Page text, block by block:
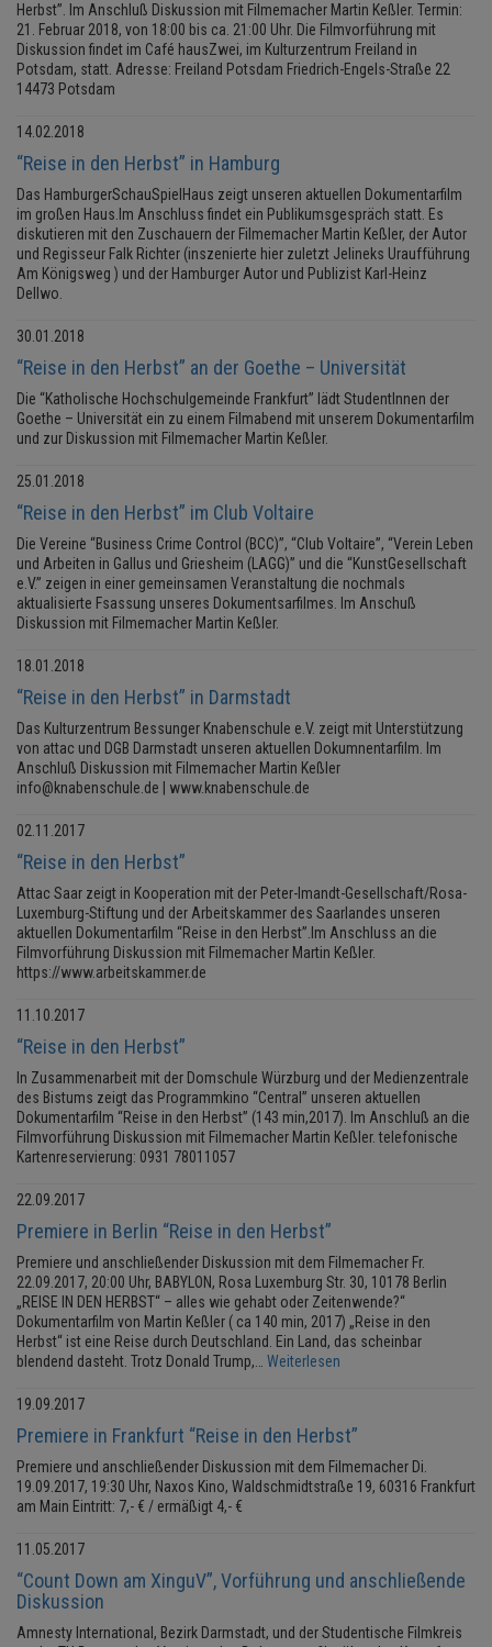
Herbst”. Im Anschluß Diskussion mit Filmemacher Martin Keßler. Termin:
21. Februar 2018, von 18:00 bis ca. 21:00 Uhr. Die Filmvorführung mit
Diskussion findet im Café hausZwei, im Kulturzentrum Freiland in
Potsdam, statt. Adresse: Freiland Potsdam Friedrich-Engels-Straße 22
14473 Potsdam
14.02.2018
“Reise in den Herbst” in Hamburg
Das HamburgerSchauSpielHaus zeigt unseren aktuellen Dokumentarfilm
im großen Haus.Im Anschluss findet ein Publikumsgespräch statt. Es
diskutieren mit den Zuschauern der Filmemacher Martin Keßler, der Autor
und Regisseur Falk Richter (inszenierte hier zuletzt Jelineks Uraufführung
Am Königsweg ) und der Hamburger Autor und Publizist Karl-Heinz
Dellwo.
30.01.2018
“Reise in den Herbst” an der Goethe – Universität
Die “Katholische Hochschulgemeinde Frankfurt” lädt StudentInnen der
Goethe – Universität ein zu einem Filmabend mit unserem Dokumentarfilm
und zur Diskussion mit Filmemacher Martin Keßler.
25.01.2018
“Reise in den Herbst” im Club Voltaire
Die Vereine “Business Crime Control (BCC)”, “Club Voltaire”, “Verein Leben
und Arbeiten in Gallus und Griesheim (LAGG)” und die “KunstGesellschaft
e.V.” zeigen in einer gemeinsamen Veranstaltung die nochmals
aktualisierte Fsassung unseres Dokumentsarfilmes. Im Anschuß
Diskussion mit Filmemacher Martin Keßler.
18.01.2018
“Reise in den Herbst” in Darmstadt
Das Kulturzentrum Bessunger Knabenschule e.V. zeigt mit Unterstützung
von attac und DGB Darmstadt unseren aktuellen Dokumnentarfilm. Im
Anschluß Diskussion mit Filmemacher Martin Keßler
info@knabenschule.de | www.knabenschule.de
02.11.2017
“Reise in den Herbst”
Attac Saar zeigt in Kooperation mit der Peter-Imandt-Gesellschaft/Rosa-
Luxemburg-Stiftung und der Arbeitskammer des Saarlandes unseren
aktuellen Dokumentarfilm “Reise in den Herbst”.Im Anschluss an die
Filmvorführung Diskussion mit Filmemacher Martin Keßler.
https://www.arbeitskammer.de
11.10.2017
“Reise in den Herbst”
In Zusammenarbeit mit der Domschule Würzburg und der Medienzentrale
des Bistums zeigt das Programmkino “Central” unseren aktuellen
Dokumentarfilm “Reise in den Herbst” (143 min,2017). Im Anschluß an die
Filmvorführung Diskussion mit Filmemacher Martin Keßler. telefonische
Kartenreservierung: 0931 78011057
22.09.2017
Premiere in Berlin “Reise in den Herbst”
Premiere und anschließender Diskussion mit dem Filmemacher Fr.
22.09.2017, 20:00 Uhr, BABYLON, Rosa Luxemburg Str. 30, 10178 Berlin
„REISE IN DEN HERBST“ – alles wie gehabt oder Zeitenwende?“
Dokumentarfilm von Martin Keßler ( ca 140 min, 2017) „Reise in den
Herbst“ ist eine Reise durch Deutschland. Ein Land, das scheinbar
blendend dasteht. Trotz Donald Trump,… Weiterlesen
19.09.2017
Premiere in Frankfurt “Reise in den Herbst”
Premiere und anschließender Diskussion mit dem Filmemacher Di.
19.09.2017, 19:30 Uhr, Naxos Kino, Waldschmidtstraße 19, 60316 Frankfurt
am Main Eintritt: 7,- € / ermäßigt 4,- €
11.05.2017
“Count Down am XinguV”, Vorführung und anschließende
Diskussion
Amnesty International, Bezirk Darmstadt, und der Studentische Filmkreis